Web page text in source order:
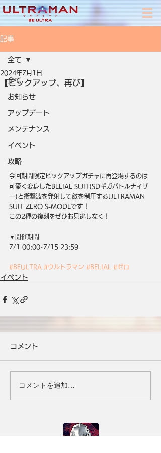
記事
全て
お知らせ
アップデート
メンテナンス
イベント
攻略
全て
【ピックアップ、再び】
2024年7月1日
今回期間限定ピックアップガチャに再登場するのは
可愛く変身したBELIAL SUIT(SDギガバトルナイザ
ー)と衝撃波を発射して敵を制圧するULTRAMAN
SUIT ZERO S-MODEです！
この2種の復刻をぜひお見逃しなく！
▼開催期間
7/1 00:00~7/15 23:59
#BEULTRA #ウルトラマン #BELIAL #ゼロ
イベント
コメント
コメントを追加…